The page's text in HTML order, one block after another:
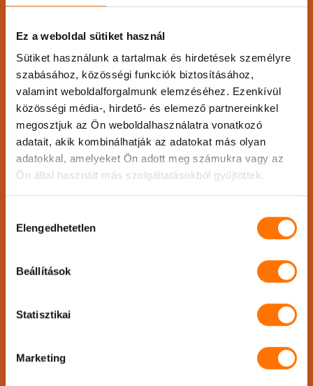
Ez a weboldal sütiket használ
Sütiket használunk a tartalmak és hirdetések személyre
szabásához, közösségi funkciók biztosításához,
valamint weboldalforgalmunk elemzéséhez. Ezenkívül
közösségi média-, hirdető- és elemező partnereinkkel
megosztjuk az Ön weboldalhasználatra vonatkozó
adatait, akik kombinálhatják az adatokat más olyan
adatokkal, amelyeket Ön adott meg számukra vagy az
Ön által használt más szolgáltatásokból gyűjtöttek.
kiválasztása
Elengedhetetlen
Beállítások
Statisztikai
Marketing
E-mail:
info@foxxi.hu
Nyitvatartás:
Hétfő
12:00-18:00
Kedd
12:00-18:00
Péntek
Név*